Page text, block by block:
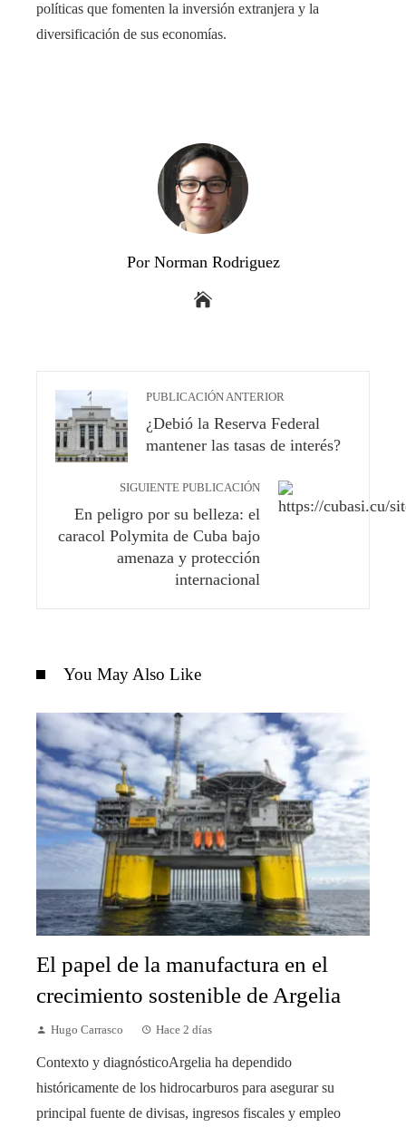
políticas que fomenten la inversión extranjera y la
diversificación de sus economías.
Por Norman Rodriguez
PUBLICACIÓN ANTERIOR
¿Debió la Reserva Federal
mantener las tasas de interés?
SIGUIENTE PUBLICACIÓN
En peligro por su belleza: el
caracol Polymita de Cuba bajo
amenaza y protección
internacional
You May Also Like
El papel de la manufactura en el
crecimiento sostenible de Argelia
Hugo Carrasco Hace 2 días
Contexto y diagnósticoArgelia ha dependido
históricamente de los hidrocarburos para asegurar su
principal fuente de divisas, ingresos fiscales y empleo